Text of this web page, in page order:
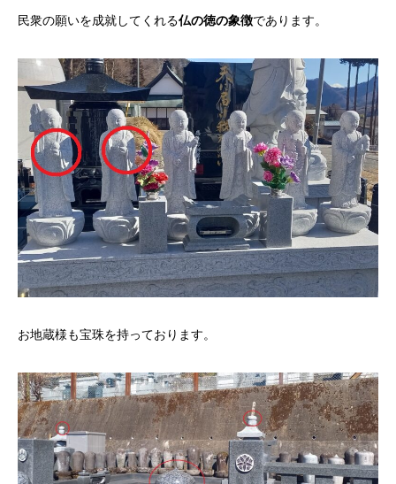
民衆の願いを成就してくれる仏の徳の象徴であります。
お地蔵様も宝珠を持っております。